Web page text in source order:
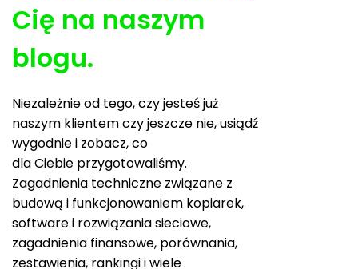
Cię na naszym
blogu.
Niezależnie od tego, czy jesteś już
naszym klientem czy jeszcze nie, usiądź
wygodnie i zobacz, co
dla Ciebie przygotowaliśmy.
Zagadnienia techniczne związane z
budową i funkcjonowaniem kopiarek,
software i rozwiązania sieciowe,
zagadnienia finansowe, porównania,
zestawienia, rankingi i wiele